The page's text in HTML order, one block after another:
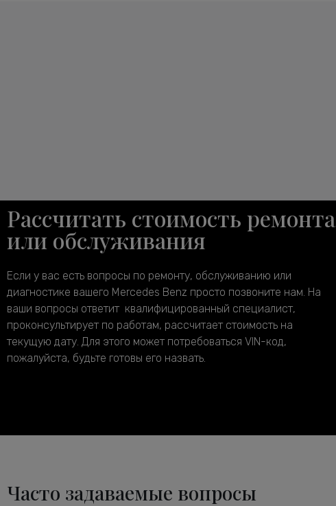
Рассчитать стоимость ремонта
или обслуживания
Если у вас есть вопросы по ремонту, обслуживанию или
диагностике вашего Mercedes Benz просто позвоните нам. На
ваши вопросы ответит квалифицированный специалист,
проконсультирует по работам, рассчитает стоимость на
текущую дату. Для этого может потребоваться VIN-код,
пожалуйста, будьте готовы его назвать.
Часто задаваемые вопросы